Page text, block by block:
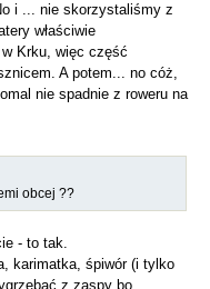
i ... nie skorzystaliśmy z
właściwie
Krku, więc część
A potem... no cóż,
nie spadnie z roweru na
obcej ??
- to tak.
karimatka, śpiwór (i tylko
z zaspy bo